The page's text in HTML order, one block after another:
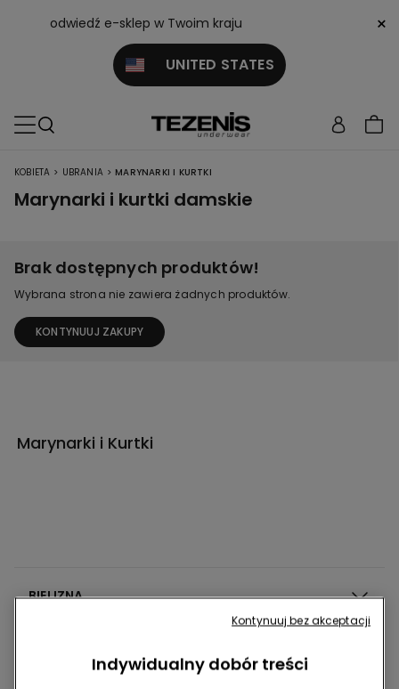
odwiedź e-sklep w Twoim kraju
UNITED STATES
×
KOBIETA > UBRANIA > MARYNARKI I KURTKI
Marynarki i kurtki damskie
Brak dostępnych produktów!
Wybrana strona nie zawiera żadnych produktów.
KONTYNUUJ ZAKUPY
Marynarki i Kurtki
BIELIZNA
Indywidualny dobór treści
Kontynuuj bez akceptacji